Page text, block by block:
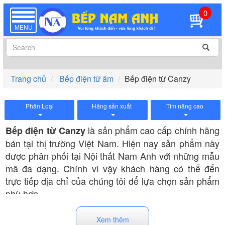
TOGGLE
NAVIGATION
MENU
0
Trang chủ Bếp điện từ âm Bếp điện từ Canzy
Phân Loại Hãng sản xuất Tìm nâng cao
Bếp điện từ Canzylà sản phẩm cao cấp chính hãng
bán tại thị trường Việt Nam. Hiện nay sản phẩm này
được phân phối tại Nội thất Nam Anh với những mẫu
mã đa dạng. Chính vì vậy khách hàng có thể đến
trực tiếp địa chỉ của chúng tôi để lựa chọn sản phẩm
phù hợp.
Bếp điện từ Canzy sở hữu những ưu điểm và công
dụng vượt trội nên được lựa chọn sử dụng nhiều.
Xem thêm